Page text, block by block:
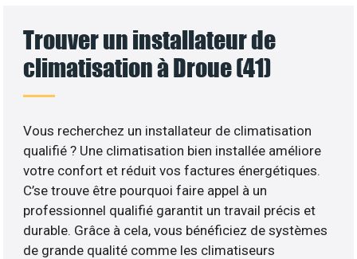
Trouver un installateur de
climatisation à Droue (41)
Vous recherchez un installateur de climatisation
qualifié ? Une climatisation bien installée améliore
votre confort et réduit vos factures énergétiques.
C’se trouve être pourquoi faire appel à un
professionnel qualifié garantit un travail précis et
durable. Grâce à cela, vous bénéficiez de systèmes
de grande qualité comme les climatiseurs